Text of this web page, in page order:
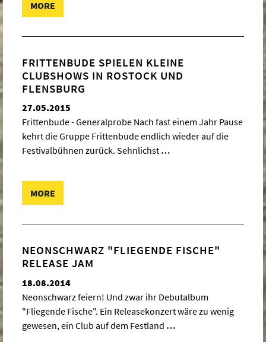
MORE
FRITTENBUDE SPIELEN KLEINE
CLUBSHOWS IN ROSTOCK UND
FLENSBURG
27.05.2015
Frittenbude - Generalprobe Nach fast einem Jahr Pause
kehrt die Gruppe Frittenbude endlich wieder auf die
Festivalbühnen zurück. Sehnlichst …
MORE
NEONSCHWARZ "FLIEGENDE FISCHE"
RELEASE JAM
18.08.2014
Neonschwarz feiern! Und zwar ihr Debutalbum
"Fliegende Fische". Ein Releasekonzert wäre zu wenig
gewesen, ein Club auf dem Festland …